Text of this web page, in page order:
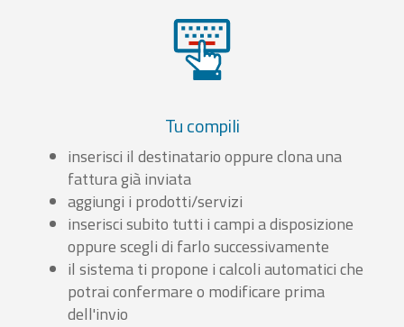
Tu compili
inserisci il destinatario oppure clona una
fattura già inviata
aggiungi i prodotti/servizi
inserisci subito tutti i campi a disposizione
oppure scegli di farlo successivamente
il sistema ti propone i calcoli automatici che
potrai confermare o modificare prima
dell'invio